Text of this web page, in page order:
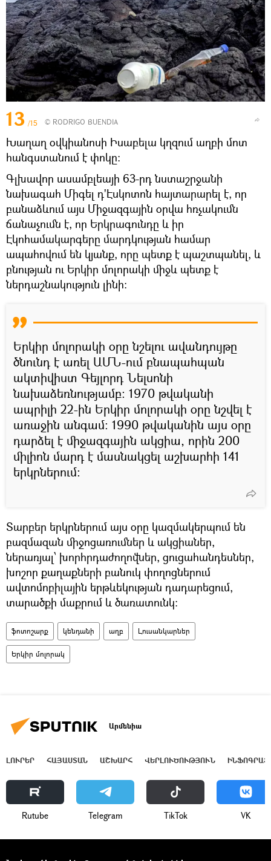
13 /15 © RODRIGO BUENDIA
Խաղաղ օվկիանոսի Իսաբելա կղզում աղբի մոտ
հանգստանում է փոկը:
Գլխավոր ասամբլեայի 63-րդ նստաշրջանի
նախագահ Միգել դ'Էսկոտոն հայտարարել է, որ
բանաձևում այս Միջազգային օրվա հռչակումն
ճանաչումն է, որ Երկրագունդը և իր
Էկոհամակարգերը մարդկության համար
ապահովում են կյանք, որը պետք է պաշտպանել, և
բնության ու Երկիր մոլորակի միջև պետք է
ներդաշնակություն լինի։
Երկիր մոլորակի օրը նշելու ավանդույթը
ծնունդ է առել ԱՄՆ-ում բնապահպան
ակտիվիստ Գեյլորդ Նելսոնի
նախաձեռնությամբ: 1970 թվականի
ապրիլի 22-ին Երկիր մոլորակի օրը նշվել է
առաջին անգամ: 1990 թվականին այս օրը
դարձել է միջազգային ակցիա, որին 200
միլիոն մարդ է մասնակցել աշխարհի 141
երկրներում:
Տարբեր երկրներում այս օրը կազմակերպում են
բազմազան միջոցառումներ և ակցիաներ,
ներառյալ՝ խորհրդաժողովներ, ցուցահանդեսներ,
խոշոր քաղաքների բանուկ փողոցներում
ավտոմոբիլային երթևեկության դադարեցում,
տարածքի մաքրում և ծառատունկ:
ֆոտոշարք կենդանի աղբ Լուսանկարներ
Երկիր մոլորակ
Արմենիա
ԼՈՒՐԵՐ ՀԱՅԱՍՏԱՆ ԱՇԽԱՐՀ ՎԵՐԼՈՒԾՈՒԹՅՈՒՆ
Rutube Telegram ТikТоk VK